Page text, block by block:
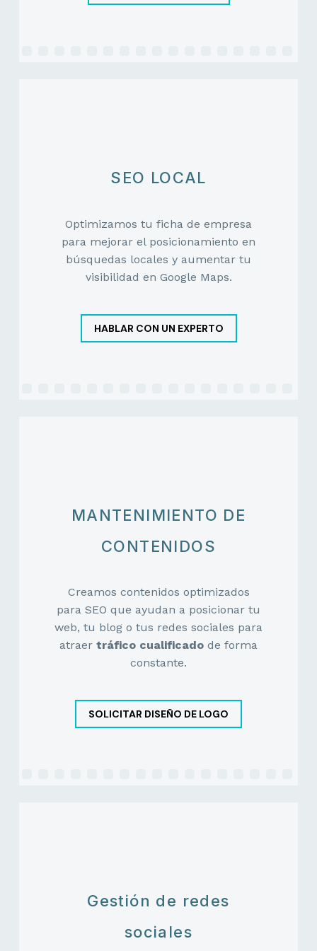
SEO LOCAL
Optimizamos tu ficha de empresa
para mejorar el posicionamiento en
búsquedas locales y aumentar tu
visibilidad en Google Maps.
HABLAR CON UN EXPERTO
MANTENIMIENTO DE
CONTENIDOS
Creamos contenidos optimizados
para SEO que ayudan a posicionar tu
web, tu blog o tus redes sociales para
atraer tráfico cualificado de forma
constante.
SOLICITAR DISEÑO DE LOGO
Gestión de redes
sociales